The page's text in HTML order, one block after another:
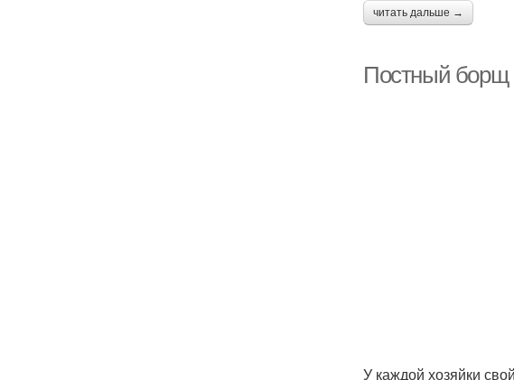
читать дальше →
Постный борщ
У каждой хозяйки